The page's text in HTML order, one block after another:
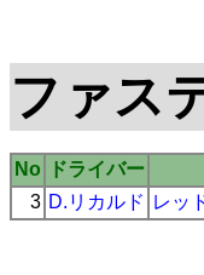
ファス
No ドライバー
3 D.リカルド レッ